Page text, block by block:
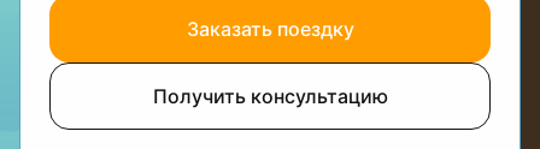
Заказать поездку
Получить консультацию